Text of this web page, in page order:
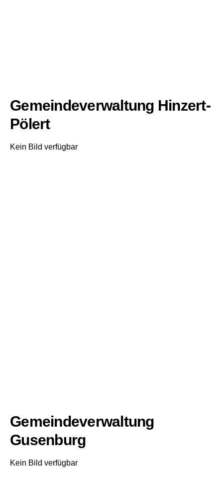
Gemeindeverwaltung Hinzert-
Pölert
Kein Bild verfügbar
Gemeindeverwaltung
Gusenburg
Kein Bild verfügbar